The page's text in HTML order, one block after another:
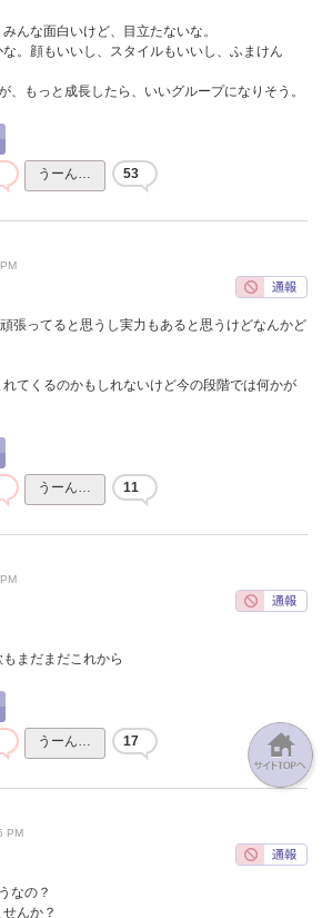
んな面白いけど、目立たないな。
。顔もいいし、スタイルもいいし、ふまけん
、もっと成長したら、いいグループになりそう。
うーん… 53
張ってると思うし実力もあると思うけどなんかど
てくるのかもしれないけど今の段階では何かが
うーん… 11
まだまだこれから
うーん… 17
PM
なの？
んか？